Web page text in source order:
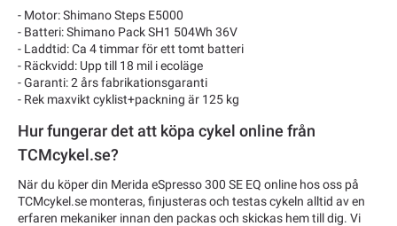
- Motor: Shimano Steps E5000
- Batteri: Shimano Pack SH1 504Wh 36V
- Laddtid: Ca 4 timmar för ett tomt batteri
- Räckvidd: Upp till 18 mil i ecoläge
- Garanti: 2 års fabrikationsgaranti
- Rek maxvikt cyklist+packning är 125 kg
Hur fungerar det att köpa cykel online från
TCMcykel.se?
När du köper din Merida eSpresso 300 SE EQ online hos oss på
TCMcykel.se monteras, finjusteras och testas cykeln alltid av en
erfaren mekaniker innan den packas och skickas hem till dig. Vi